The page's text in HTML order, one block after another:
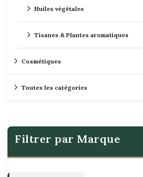
Huiles végétales
Tisanes & Plantes aromatiques
Cosmétiques
Toutes les catégories
Filtrer par Marque